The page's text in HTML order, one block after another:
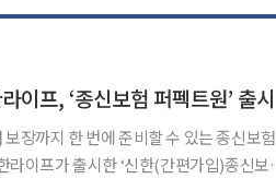
프, ‘종신보험 퍼펙트원’ 출시
장까지 한 번에 준비할 수 있는 종신보험